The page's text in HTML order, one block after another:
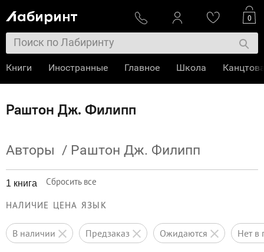
Раштон Дж. Филипп
Авторы / Раштон Дж. Филипп
1 книга Сбросить все
НАЛИЧИЕ ЦЕНА ЯЗЫК
в наличии предзаказ ожидаются нет
0
Книги Иностранные Главное Школа